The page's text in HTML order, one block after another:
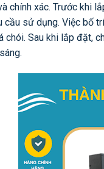
chính xác. Trước khi
sử dụng. Việc bố
chói. Sau khi lắp đặt,